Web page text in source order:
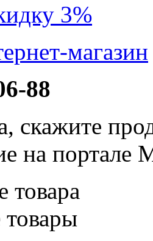
3%
магазин
88
скажите
на портале
товара